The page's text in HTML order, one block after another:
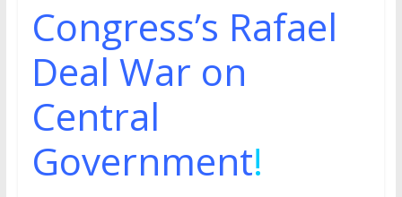
Congress’s Rafael
Deal War on
Central
Government!